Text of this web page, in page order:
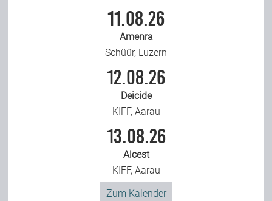
11.08.26
Amenra
Schüür, Luzern
12.08.26
Deicide
KIFF, Aarau
13.08.26
Alcest
KIFF, Aarau
Zum Kalender